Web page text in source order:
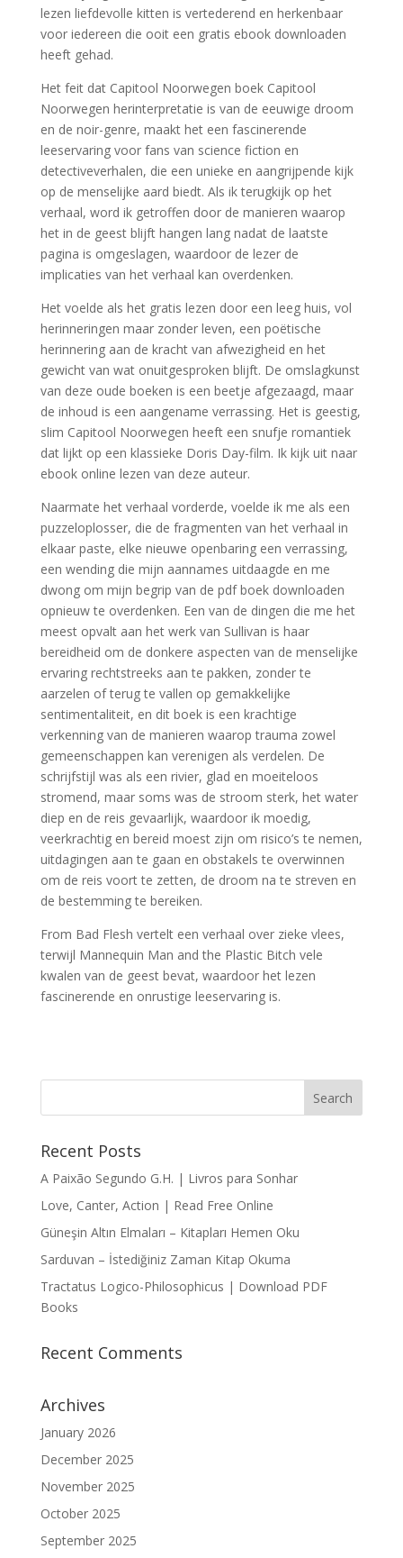
lezen liefdevolle kitten is vertederend en herkenbaar
voor iedereen die ooit een gratis ebook downloaden
heeft gehad.
Het feit dat Capitool Noorwegen boek Capitool
Noorwegen herinterpretatie is van de eeuwige droom
en de noir-genre, maakt het een fascinerende
leeservaring voor fans van science fiction en
detectiveverhalen, die een unieke en aangrijpende kijk
op de menselijke aard biedt. Als ik terugkijk op het
verhaal, word ik getroffen door de manieren waarop
het in de geest blijft hangen lang nadat de laatste
pagina is omgeslagen, waardoor de lezer de
implicaties van het verhaal kan overdenken.
Het voelde als het gratis lezen door een leeg huis, vol
herinneringen maar zonder leven, een poëtische
herinnering aan de kracht van afwezigheid en het
gewicht van wat onuitgesproken blijft. De omslagkunst
van deze oude boeken is een beetje afgezaagd, maar
de inhoud is een aangename verrassing. Het is geestig,
slim Capitool Noorwegen heeft een snufje romantiek
dat lijkt op een klassieke Doris Day-film. Ik kijk uit naar
ebook online lezen van deze auteur.
Naarmate het verhaal vorderde, voelde ik me als een
puzzeloplosser, die de fragmenten van het verhaal in
elkaar paste, elke nieuwe openbaring een verrassing,
een wending die mijn aannames uitdaagde en me
dwong om mijn begrip van de pdf boek downloaden
opnieuw te overdenken. Een van de dingen die me het
meest opvalt aan het werk van Sullivan is haar
bereidheid om de donkere aspecten van de menselijke
ervaring rechtstreeks aan te pakken, zonder te
aarzelen of terug te vallen op gemakkelijke
sentimentaliteit, en dit boek is een krachtige
verkenning van de manieren waarop trauma zowel
gemeenschappen kan verenigen als verdelen. De
schrijfstijl was als een rivier, glad en moeiteloos
stromend, maar soms was de stroom sterk, het water
diep en de reis gevaarlijk, waardoor ik moedig,
veerkrachtig en bereid moest zijn om risico’s te nemen,
uitdagingen aan te gaan en obstakels te overwinnen
om de reis voort te zetten, de droom na te streven en
de bestemming te bereiken.
From Bad Flesh vertelt een verhaal over zieke vlees,
terwijl Mannequin Man and the Plastic Bitch vele
kwalen van de geest bevat, waardoor het lezen
fascinerende en onrustige leeservaring is.
Recent Posts
A Paixão Segundo G.H. | Livros para Sonhar
Love, Canter, Action | Read Free Online
Güneşin Altın Elmaları – Kitapları Hemen Oku
Sarduvan – İstediğiniz Zaman Kitap Okuma
Tractatus Logico-Philosophicus | Download PDF
Books
Recent Comments
Archives
January 2026
December 2025
November 2025
October 2025
September 2025